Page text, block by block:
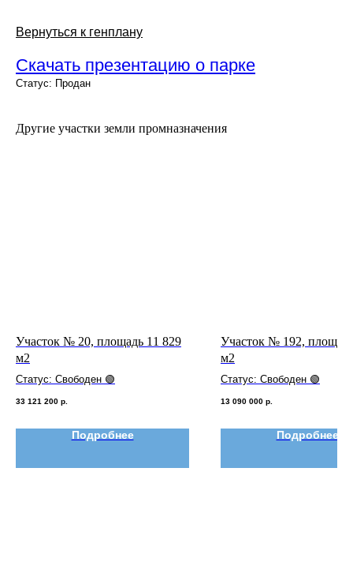
Вернуться к генплану
Скачать презентацию о парке
Статус: Продан
Другие участки земли промназначения
Участок № 20, площадь 11 829
м2
Статус: Свободен 🟢
33 121 200 р.
Подробнее
Участок № 192,
м2
Статус: Свободен 🟢
13 090 000 р.
Подробнее